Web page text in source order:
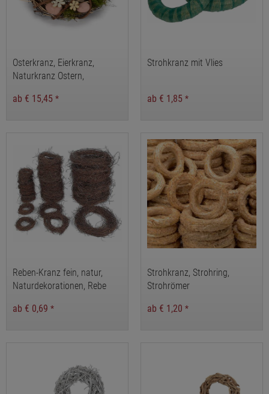
Osterkranz, Eierkranz,
Naturkranz Ostern,
Ostern, Türkranz, Kranz
ab € 15,45 *
Strohkranz mit Vlies
ab € 1,85 *
Reben-Kranz fein, natur,
Naturdekorationen, Rebe
ab € 0,69 *
Strohkranz, Strohring,
Strohrömer
ab € 1,20 *